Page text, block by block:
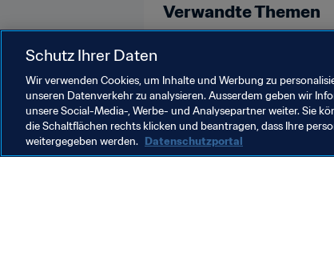
Verwandte Themen
Schutz Ihrer Daten
Wir verwenden Cookies, um Inhalte und Werbung zu
unseren Datenverkehr zu analysieren. Ausserdem geben wir
unsere Social-Media-, Werbe- und Analysepartner weiter. Sie
die Schaltflächen rechts klicken und beantragen, dass Ihre
weitergegeben werden. Datenschutzportal